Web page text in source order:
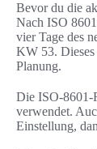
Bevor du die
Nach ISO
vier Tage des
KW 53. Dieses
Planung.
Die ISO-8601-
verwendet.
Einstellung,